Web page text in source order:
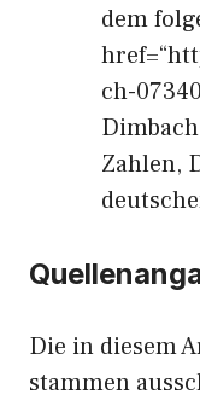
dem
ch-
Zahlen,
Die in diesem
stammen